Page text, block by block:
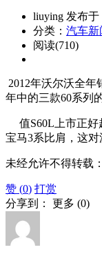
liuying 发布于
分类： 汽车新
阅读(710)
2012年沃尔沃全年
年中的三款60系列
值S60L上市正好
宝马3系比肩，这
未经允许不得转载：
赞 (0) 打赏
分享到： 更多 (0)